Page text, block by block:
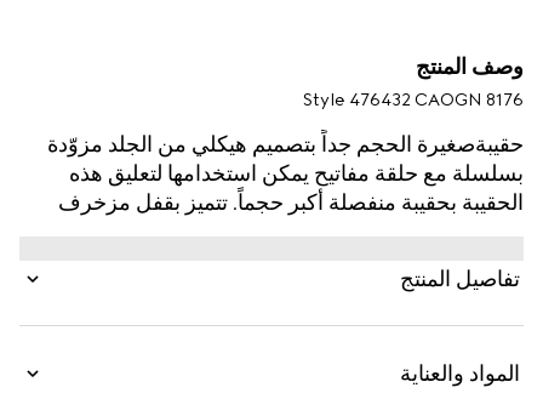
وصف المنتج
Style ‎476432 CAOGN 8176
حقيبةصغيرة الحجم جداً بتصميم هيكلي من الجلد مزوّدة
بسلسلة مع حلقة مفاتيح يمكن استخدامها لتعليق هذه
الحقيبة بحقيبة منفصلة أكبر حجماً. تتميز بقفل مزخرف
الأسطورة إنه عبر نهر دجلة على ظهر نمر أرسله إليه
زيوس. أُثري القفل على شكل رأس النمر بترصيع بأحجار
تفاصيل المنتج
المواد والعناية